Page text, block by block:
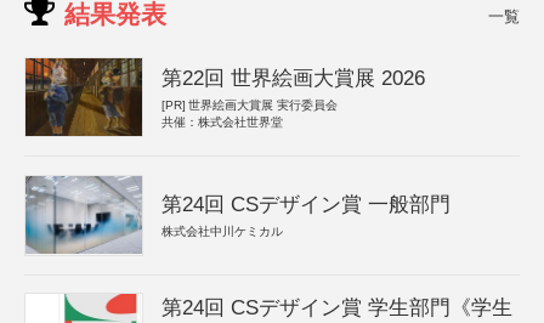
結果発表 一覧
第22回 世界絵画大賞展 2026
[PR] 世界絵画大賞展 実行委員会
共催：株式会社世界堂
第24回 CSデザイン賞 一般部門
株式会社中川ケミカル
第24回 CSデザイン賞 学生部門《学生